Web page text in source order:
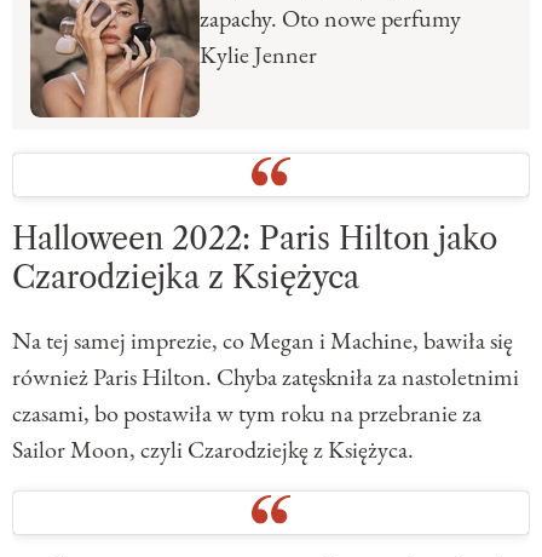
zapachy. Oto nowe perfumy
Kylie Jenner
Halloween 2022: Paris Hilton jako
Czarodziejka z Księżyca
Na tej samej imprezie, co Megan i Machine, bawiła się
również Paris Hilton. Chyba zatęskniła za nastoletnimi
czasami, bo postawiła w tym roku na przebranie za
Sailor Moon, czyli Czarodziejkę z Księżyca.